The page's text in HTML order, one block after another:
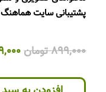
پشتیبانی سایت هماهنگ
899,000تومان